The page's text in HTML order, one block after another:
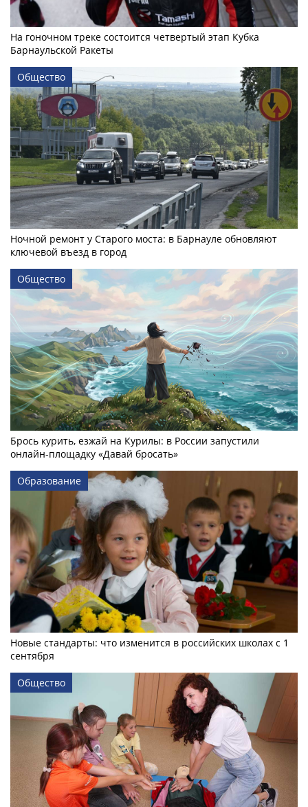
На гоночном треке состоится четвертый этап Кубка
Барнаульской Ракеты
Общество
Ночной ремонт у Старого моста: в Барнауле обновляют
ключевой въезд в город
Общество
Брось курить, езжай на Курилы: в России запустили
онлайн-­площадку «Давай бросать»
Образование
Новые стандарты: что изменится в российских школах с 1
сентября
Общество